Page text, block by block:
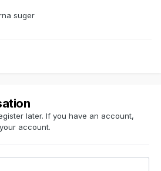
suger
later. If you have an account,
account.